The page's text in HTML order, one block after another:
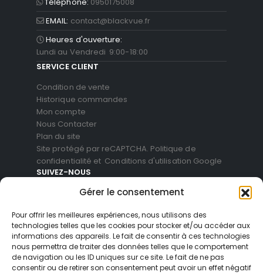
Gérer le consentement
Pour offrir les meilleures expériences, nous utilisons des
technologies telles que les cookies pour stocker et/ou accéder aux
informations des appareils. Le fait de consentir à ces technologies
nous permettra de traiter des données telles que le comportement
de navigation ou les ID uniques sur ce site. Le fait de ne pas
consentir ou de retirer son consentement peut avoir un effet négatif
EMAIL: contact@blackvue.fr
Heures d'ouverture:
Lundi au Vendredi 9:00-18:00
SERVICE CLIENT
Condition de vente
Historique commandes
Mon compte
Nous Contacter
Plan du site
Site protégé par reCAPTCHA. Politique de
confidentialité et Conditions d'utilisation Google
SUIVEZ-NOUS